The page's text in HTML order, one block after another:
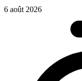
6 août 2026